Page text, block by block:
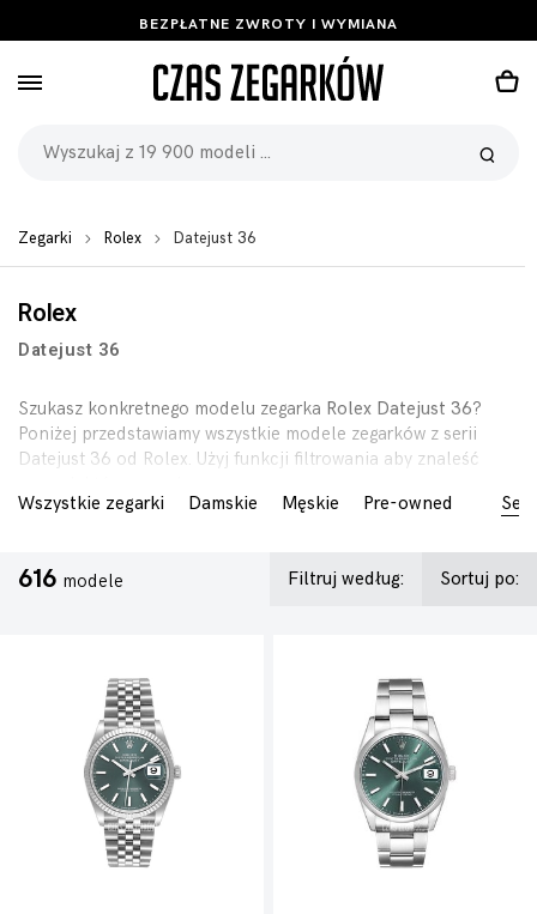
BEZPŁATNE ZWROTY I WYMIANA
Zegarki Rolex Datejust 36
Rolex
Datejust 36
Szukasz konkretnego modelu zegarka Rolex Datejust 36?
Poniżej przedstawiamy wszystkie modele zegarków z serii
Datejust 36 od Rolex. Użyj funkcji filtrowania aby znaleść
Wszystkie zegarki
Damskie Męskie Pre-owned
616 modele Sortuj po:
Filtruj według: